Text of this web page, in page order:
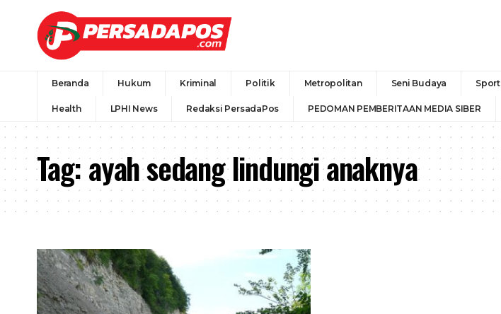
Beranda Hukum Kriminal Politik Metropolitan Seni Budaya Sport
Health LPHI News Redaksi PersadaPos PEDOMAN PEMBERITAAN MEDIA SIBER
Tag:ayah sedang lindungi anaknya